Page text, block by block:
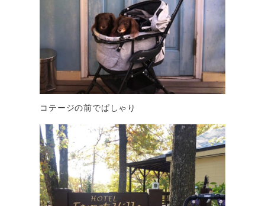
コテージの前でぱしゃり